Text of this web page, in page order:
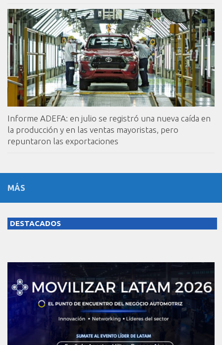
Informe ADEFA: en julio se registró una nueva caída en
la producción y en las ventas mayoristas, pero
repuntaron las exportaciones
MÁS
DESTACADOS